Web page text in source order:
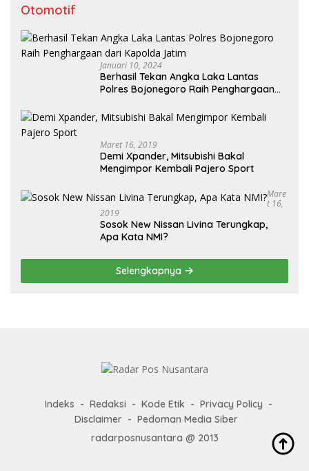
Otomotif
Januari 10, 2024
Berhasil Tekan Angka Laka Lantas
Polres Bojonegoro Raih Penghargaan
Maret 16, 2019
Demi Xpander, Mitsubishi Bakal
Mengimpor Kembali Pajero Sport
Mare
T 16,
2019
Sosok New Nissan Livina Terungkap,
Apa Kata NMI?
Selengkapnya
Indeks Redaksi Kode Etik
Privacy Policy
Disclaimer
Pedoman Media Siber
radarposnusantara @ 2013